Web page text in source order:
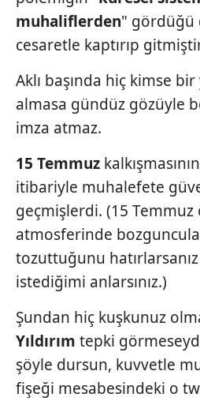
kullanılmaktadır. Bu çerezler
verileriniz işlenmekte olup gerekli
toplumu hizmetlerinin sunulması
kılınması ve kişiselleştirilmesi
reklam/pazarlama faaliyetlerinin
sınırlı olarak açık rızanız
Çerezlere ilişkin tercihlerinizi
vasıtasıyla belirleyebilirsiniz.
için Ayarlar butonuna tıklayabilir,
Metnimizi
ziyaret edebilirsiniz.
6698 sayılı Kişisel Verilerin
hazırlanmış Aydınlatma
almak için lütfentıklayınız.
muhaliflerden" gördüğü
cesaretle kaptırıp
Aklı başında hiç kimse
almasa gündüz gözüyle
imza atmaz.
15 Temmuz
itibariyle muhalefete
geçmişlerdi. (15 Temmuz
atmosferinde
tozuttuğunu
istediğimi anlarsınız.)
Şundan hiç kuşkunuz
Yıldırım tepki
şöyle dursun, kuvvetle
fişeği mesabesindeki o